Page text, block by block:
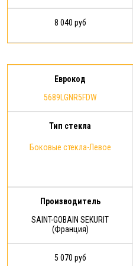
8 040 руб
Еврокод
5689LGNR5FDW
Тип стекла
Боковые стекла-Левое
Производитель
SAINT-GOBAIN SEKURIT
(Франция)
5 070 руб